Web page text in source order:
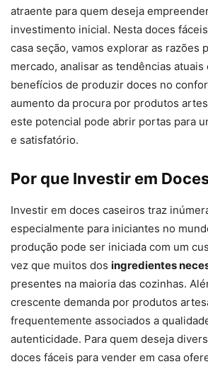
atraente para quem deseja
investimento inicial. Nesta doces
casa seção, vamos explorar as razões
mercado, analisar as tendências
benefícios de produzir doces no
aumento da procura por produtos
este potencial pode abrir portas para
e satisfatório.
Por que Investir em
Investir em doces caseiros traz
especialmente para iniciantes no
produção pode ser iniciada com um
vez que muitos dos ingredientes
presentes na maioria das cozinhas.
crescente demanda por produtos
frequentemente associados a
autenticidade. Para quem deseja
doces fáceis para vender em casa